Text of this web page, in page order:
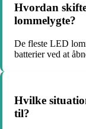
Hvordan
lommelygte?
De fleste LED
batterier ved at
Hvilke
til?